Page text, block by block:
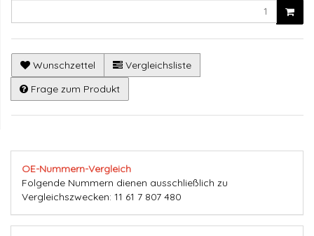
Wunschzettel
Vergleichsliste
Frage zum Produkt
OE-Nummern-Vergleich
Folgende Nummern dienen ausschließlich zu
Vergleichszwecken: 11 61 7 807 480